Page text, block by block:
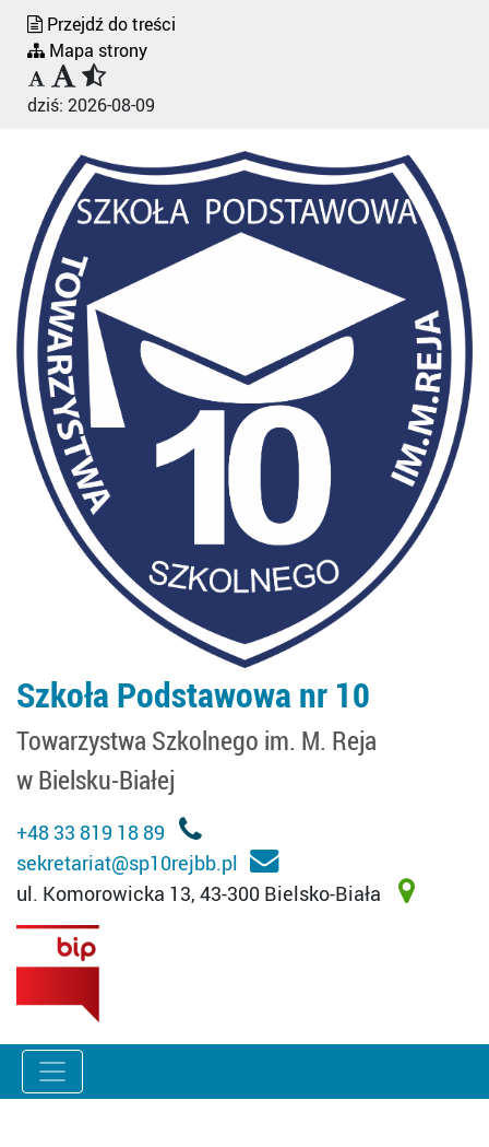
Przejdź do treści
Mapa strony
dziś: 2026-08-09
Szkoła Podstawowa nr 10
Towarzystwa Szkolnego im. M. Reja
w Bielsku-Białej
+48 33 819 18 89
sekretariat@sp10rejbb.pl
ul. Komorowicka 13, 43-300 Bielsko-Biała